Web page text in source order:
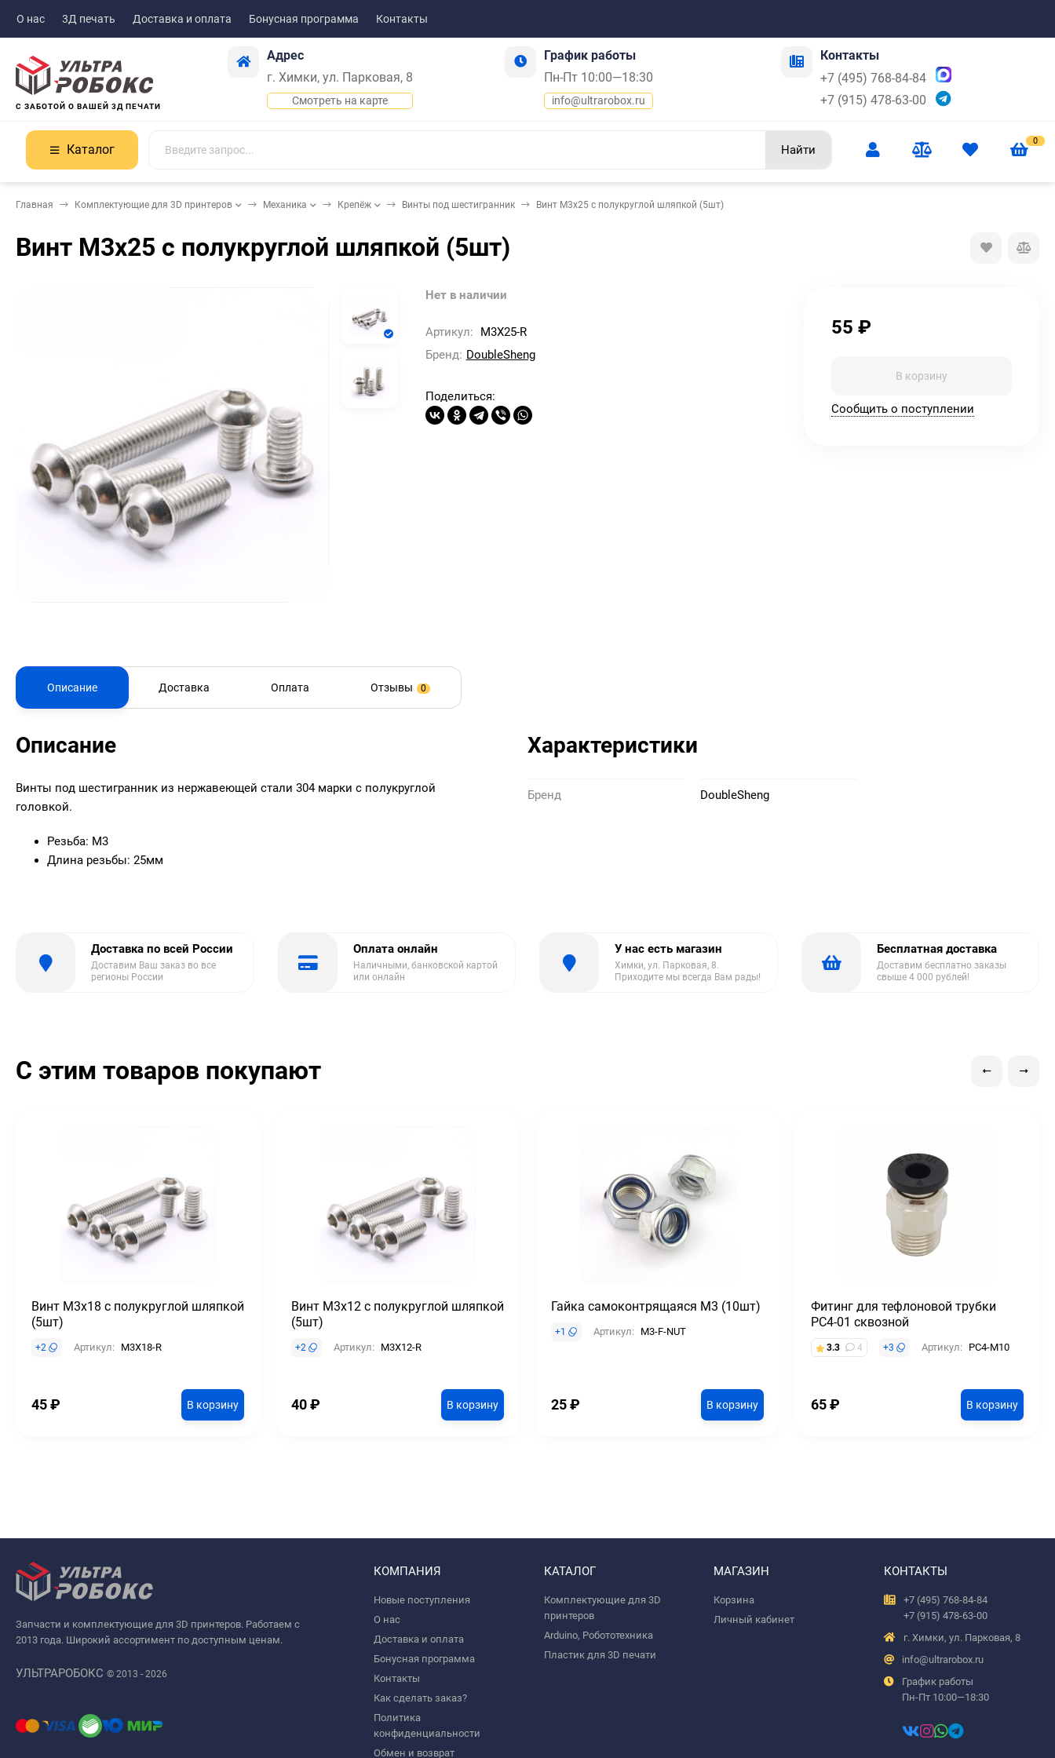
О нас 3Д печать Доставка и оплата Бонусная программа Контакты
С ЗАБОТОЙ О ВАШЕЙ 3Д ПЕЧАТИ
Адрес
г. Химки, ул. Парковая, 8
Смотреть на карте
График работы
Пн-Пт 10:00—18:30
info@ultrarobox.ru
Контакты
+7 (495) 768-84-84
+7 (915) 478-63-00
Каталог Найти
0
Главная Комплектующие для 3D принтеров Механика Крепёж Винты под шестигранник Винт М3х25 с полукруглой шляпкой (5шт)
Винт М3х25 с полукруглой шляпкой (5шт)
Нет в наличии
Артикул:
M3X25-R
Бренд: DoubleSheng
Поделиться:
55 ₽
В корзину
Сообщить о поступлении
Описание Доставка Оплата Отзывы 0
Описание
Винты под шестигранник из нержавеющей стали 304 марки с полукруглой
головкой.
Резьба: М3
Длина резьбы: 25мм
Характеристики
Бренд DoubleSheng
Доставка по всей России
Доставим Ваш заказ во все
регионы России
Оплата онлайн
Наличными, банковской картой
или онлайн
У нас есть магазин
Химки, ул. Парковая, 8.
Приходите мы всегда Вам рады!
Бесплатная доставка
Доставим бесплатно заказы
свыше 4 000 рублей!
С этим товаров покупают
Винт М3х18 с полукруглой шляпкой
(5шт)
+2 Артикул: M3X18-R
45₽ В корзину
Винт М3х12 с полукруглой шляпкой
(5шт)
+2 Артикул: M3X12-R
40₽ В корзину
Гайка самоконтрящаяся М3 (10шт)
+1 Артикул: M3-F-NUT
25₽ В корзину
Фитинг для тефлоновой трубки
PC4-01 сквозной
3.3 4 +3 Артикул: PC4-M10
65₽ В корзину
Запчасти и комплектующие для 3D принтеров. Работаем с
2013 года. Широкий ассортимент по доступным ценам.
УЛЬТРАРОБОКС © 2013 - 2026
КОМПАНИЯ
Новые поступления
О нас
Доставка и оплата
Бонусная программа
Контакты
Как сделать заказ?
Политика
конфиденциальности
Обмен и возврат
КАТАЛОГ
Комплектующие для 3D
принтеров
Arduino, Робототехника
Пластик для 3D печати
МАГАЗИН
Корзина
Личный кабинет
КОНТАКТЫ
+7 (495) 768-84-84
+7 (915) 478-63-00
г. Химки, ул. Парковая, 8
info@ultrarobox.ru
График работы
Пн-Пт 10:00—18:30